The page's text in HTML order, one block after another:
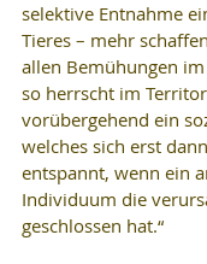
selektive Entnahme
Tieres – mehr
allen Bemühungen
so herrscht im
vorübergehend ein
welches sich erst
entspannt, wenn ein
Individuum die
geschlossen hat.“